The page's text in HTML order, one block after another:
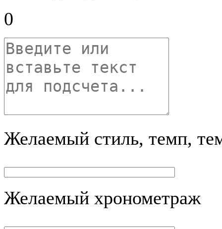
0
Желаемый стиль, темп,
Желаемый хронометраж